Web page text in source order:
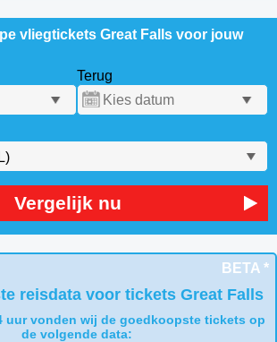
vliegtickets Great Falls voor jouw
Terug
Vergelijk nu
BETA *
reisdata voor tickets Great Falls
uur vonden wij de goedkoopste tickets op
de volgende data: